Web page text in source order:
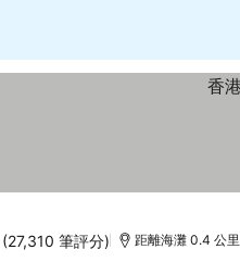
(27,310 筆評分) 距離海灘 0.4 公里